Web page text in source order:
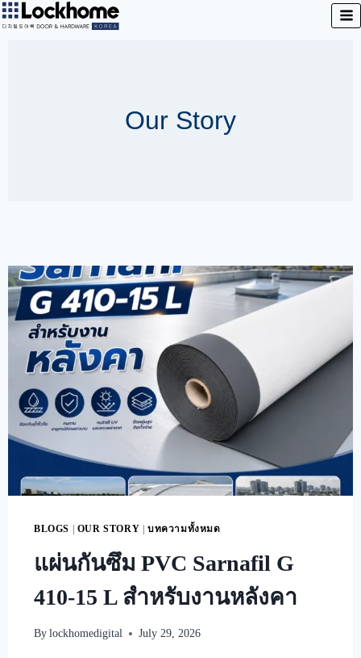
Our Story
BLOGS | OUR STORY | บทความทั้งหมด
แผ่นกันซึม PVC Sarnafil G
410-15 L สำหรับงานหลังคา
By lockhomedigital July 29, 2026